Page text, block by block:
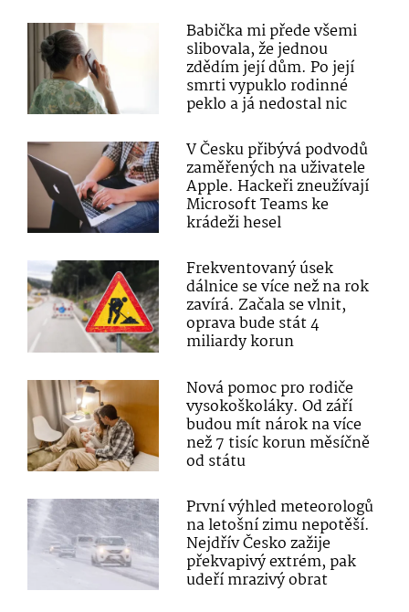
Babička mi přede všemi
slibovala, že jednou
zdědím její dům. Po její
smrti vypuklo rodinné
peklo a já nedostal nic
V Česku přibývá podvodů
zaměřených na uživatele
Apple. Hackeři zneužívají
Microsoft Teams ke
krádeži hesel
Frekventovaný úsek
dálnice se více než na rok
zavírá. Začala se vlnit,
oprava bude stát 4
miliardy korun
Nová pomoc pro rodiče
vysokoškoláky. Od září
budou mít nárok na více
než 7 tisíc korun měsíčně
od státu
První výhled meteorologů
na letošní zimu nepotěší.
Nejdřív Česko zažije
překvapivý extrém, pak
udeří mrazivý obrat